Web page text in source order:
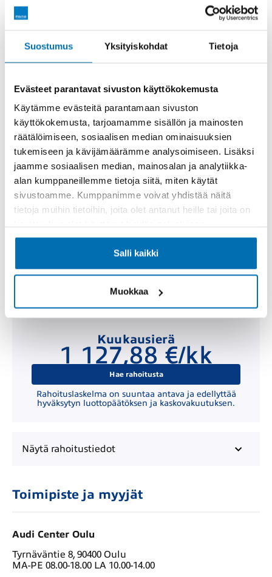
Suostumus Yksityiskohdat Tietoja
Evästeet parantavat sivuston käyttökokemusta
Käytämme evästeitä parantamaan sivuston
käyttökokemusta, tarjoamamme sisällön ja mainosten
räätälöimiseen, sosiaalisen median ominaisuuksien
tukemiseen ja kävijämäärämme analysoimiseen. Lisäksi
jaamme sosiaalisen median, mainosalan ja analytiikka-
alan kumppaneillemme tietoja siitä, miten käytät
sivustoamme. Kumppanimme voivat yhdistää näitä
tietoja muihin tietoihin, joita olet antanut heille tai joita on
Salli kaikki
Muokkaa
Räätälöi itsellesi sopiva rahoitus
Rahoitusaika (kk)
Käsiraha tai vaihtoauto (€)
Kuukausierä
1 127,88 €/kk
Hae rahoitusta
Rahoituslaskelma on suuntaa antava ja edellyttää
hyväksytyn luottopäätöksen ja kaskovakuutuksen.
Näytä rahoitustiedot
Toimipiste ja myyjät
Audi Center Oulu
Tyrnäväntie 8, 90400 Oulu
MA-PE 08.00-18.00 LA 10.00-14.00